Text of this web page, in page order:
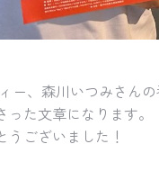
ー、森川いつみさん
た文章になります。
ございました！